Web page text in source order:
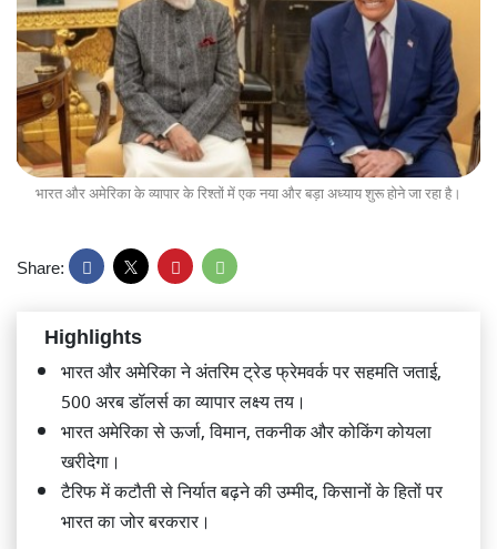
भारत और अमेरिका के व्यापार के रिश्तों में एक नया और बड़ा अध्याय शुरू होने जा रहा है।
Share:
Highlights
भारत और अमेरिका ने अंतरिम ट्रेड फ्रेमवर्क पर सहमति जताई,
500 अरब डॉलर्स का व्यापार लक्ष्य तय।
भारत अमेरिका से ऊर्जा, विमान, तकनीक और कोकिंग कोयला
खरीदेगा।
टैरिफ में कटौती से निर्यात बढ़ने की उम्मीद, किसानों के हितों पर
भारत का जोर बरकरार।